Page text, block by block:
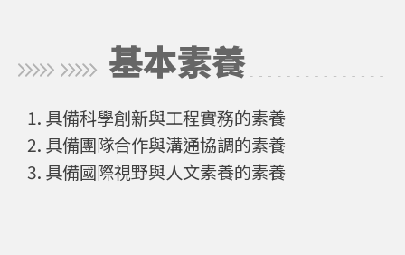
基本素養
具備科學創新與工程實務的素養
具備團隊合作與溝通協調的素養
具備國際視野與人文素養的素養